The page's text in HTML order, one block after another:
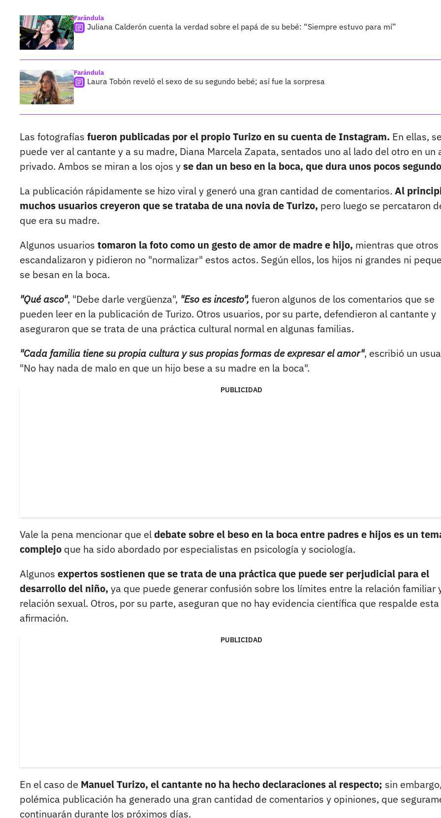
Farándula
Juliana Calderón cuenta la verdad sobre el papá de su bebé: “Siempre estuvo para mí”
Farándula
Laura Tobón reveló el sexo de su segundo bebé; así fue la sorpresa
Las fotografías fueron publicadas por el propio Turizo en su cuenta de Instagram. En ellas, se
puede ver al cantante y a su madre, Diana Marcela Zapata, sentados uno al lado del otro en un
privado. Ambos se miran a los ojos yse dan un beso en la boca, que dura unos pocos
La publicación rápidamente se hizo viral y generó una gran cantidad de comentarios. Al
muchos usuarios creyeron que se trataba de una novia de Turizo, pero luego se percataron
que era su madre.
Algunos usuarios tomaron la foto como un gesto de amor de madre e hijo, mientras que otros
escandalizaron y pidieron no "normalizar" estos actos. Según ellos, los hijos ni grandes ni
se besan en la boca.
"Qué asco", "Debe darle vergüenza", "Eso es incesto", fueron algunos de los comentarios que se
pueden leer en la publicación de Turizo. Otros usuarios, por su parte, defendieron al cantante y
aseguraron que se trata de una práctica cultural normal en algunas familias.
"Cada familia tiene su propia cultura y sus propias formas de expresar el amor", escribió un
"No hay nada de malo en que un hijo bese a su madre en la boca".
PUBLICIDAD
Vale la pena mencionar que eldebate sobre el beso en la boca entre padres e hijos es un
complejo que ha sido abordado por especialistas en psicología y sociología.
Algunos expertos sostienen que se trata de una práctica que puede ser perjudicial para el
desarrollo del niño, ya que puede generar confusión sobre los límites entre la relación familiar
relación sexual. Otros, por su parte, aseguran que no hay evidencia científica que respalde esta
afirmación.
PUBLICIDAD
En el caso de Manuel Turizo, el cantante no ha hecho declaraciones al respecto; sin
polémica publicación ha generado una gran cantidad de comentarios y opiniones, que
continuarán durante los próximos días.